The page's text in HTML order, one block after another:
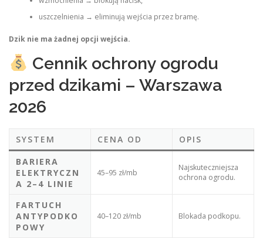
uszczelnienia → eliminują wejścia przez bramę.
Dzik nie ma żadnej opcji wejścia.
Cennik ochrony ogrodu
przed dzikami – Warszawa
2026
SYSTEM CENA OD
OPIS
BARIERA
ELEKTRYCZN
A 2–4 LINIE
45–95 zł/mb
Najskuteczniejsza
ochrona ogrodu.
FARTUCH
ANTYPODKO
POWY
40–120 zł/mb Blokada podkopu.